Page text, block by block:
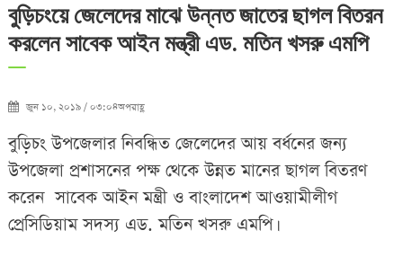
বুড়িচংয়ে জেলেদের মাঝে উন্নত জাতের ছাগল বিতরন
করলেন সাবেক আইন মন্ত্রী এড. মতিন খসরু এমপি
জুন ১০, ২০১৯ / ০৩:০৪অপরাহ্ণ
বুড়িচং উপজেলার নিবন্ধিত জেলেদের আয় বর্ধনের জন্য
উপজেলা প্রশাসনেরপক্ষ থেকে উন্নত মানের ছাগল বিতরণ
করেন সাবেক আইন মন্ত্রী ও বাংলাদেশ আওয়ামীলীগ
প্রেসিডিয়াম সদস্য এড. মতিন খসরু এমপি।